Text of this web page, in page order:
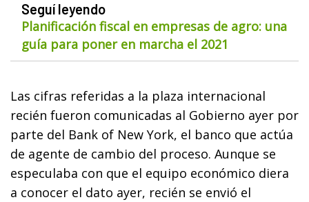
Seguí leyendo
Planificación fiscal en empresas de agro: una
guía para poner en marcha el 2021
Las cifras referidas a la plaza internacional
recién fueron comunicadas al Gobierno ayer por
parte del Bank of New York, el banco que actúa
de agente de cambio del proceso. Aunque se
especulaba con que el equipo económico diera
a conocer el dato ayer, recién se envió el